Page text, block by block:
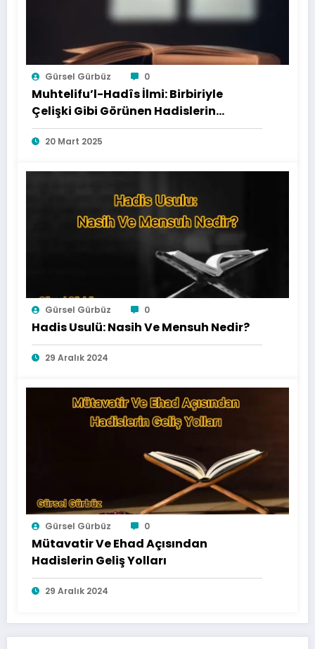
Gürsel Gürbüz 0
Muhtelifu’l-Hadîs İlmi: Birbiriyle
Çelişki Gibi Görünen Hadislerin
Uzlaştırılması
20 Mart 2025
Gürsel Gürbüz 0
Hadis Usulü: Nasih Ve Mensuh Nedir?
29 Aralık 2024
Gürsel Gürbüz 0
Mütavatir Ve Ehad Açısından
Hadislerin Geliş Yolları
29 Aralık 2024